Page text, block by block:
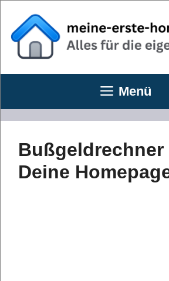
Inhalt
springen
Menü
Bußgeldrechner
Deine